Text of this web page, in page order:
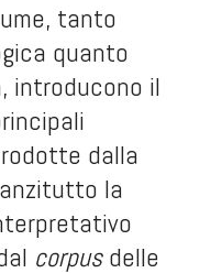
tanto
quanto
introducono il
dalla
la
corpusdelle